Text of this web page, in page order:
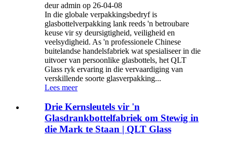
deur admin op 26-04-08
In die globale verpakkingsbedryf is
glasbottelverpakking lank reeds 'n betroubare
keuse vir sy deursigtigheid, veiligheid en
veelsydigheid. As 'n professionele Chinese
buitelandse handelsfabriek wat spesialiseer in die
uitvoer van persoonlike glasbottels, het QLT
Glass ryk ervaring in die vervaardiging van
verskillende soorte glasverpakking...
Lees meer
Drie Kernsleutels vir 'n
Glasdrankbottelfabriek om Stewig in
die Mark te Staan | QLT Glass